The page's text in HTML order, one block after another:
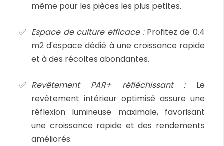
même pour les pièces les plus petites.
Espace de culture efficace :Profitez de 0.4
m2 d'espace dédié à une croissance rapide
et à des récoltes abondantes.
Revêtement PAR+ réfléchissant :Le
revêtement intérieur optimisé assure une
réflexion lumineuse maximale, favorisant
une croissance rapide et des rendements
améliorés.